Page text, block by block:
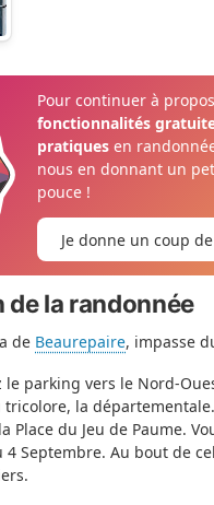
Pour continuer à
fonctionnalités
pratiquesen
nous en donnant un
pouce !
Je donne un coup
la randonnée
de Beaurepaire, impasse
le parking vers le Nord-
la
Place du Jeu de Paume.
4 Septembre. Au bout de